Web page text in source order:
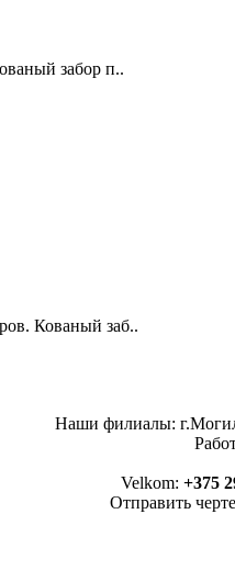
забор п..
Кованый заб..
Наши филиалы:
Velkom: +375
Отправить